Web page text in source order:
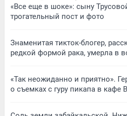
«Все еще в шоке»: сыну
трогательный пост и фото
Знаменитая тикток-блогер,
редкой формой рака, умерла в
«Так неожиданно и приятно».
о съемках с гуру пикапа в кафе